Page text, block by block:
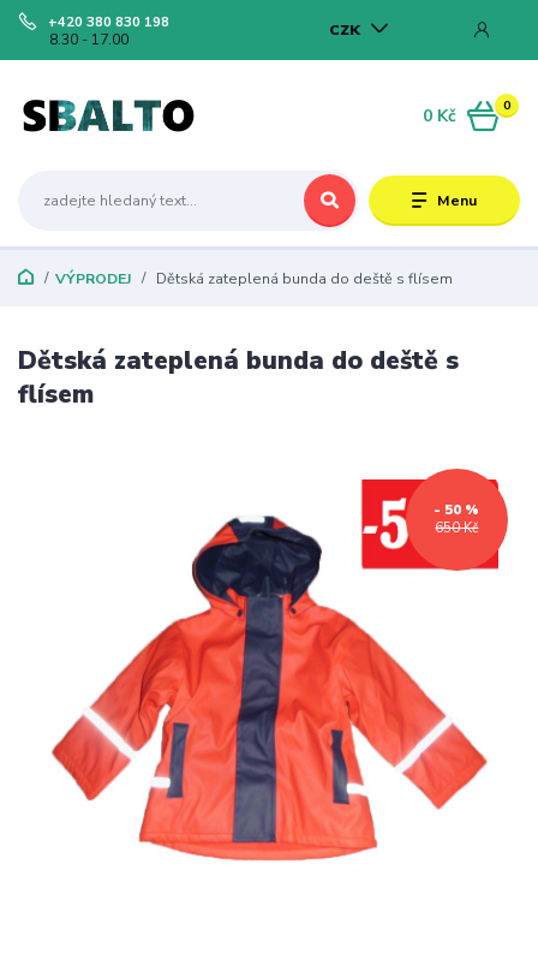
Menu
CZK
+420 380 830 198
8.30 - 17.00
0
0 Kč
VÝPRODEJ Dětská zateplená bunda do deště s flísem
Dětská zateplená bunda do deště s
flísem
650 Kč
- 50 %